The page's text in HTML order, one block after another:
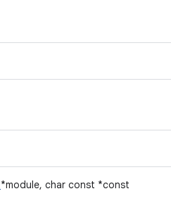
*module, char const *const